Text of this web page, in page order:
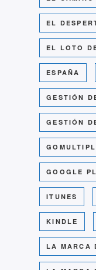
EL
EL LOTO
ESPAÑA
GESTIÓN
GESTIÓN
GOOGLE
ITUNES
KINDLE
LA MARCA